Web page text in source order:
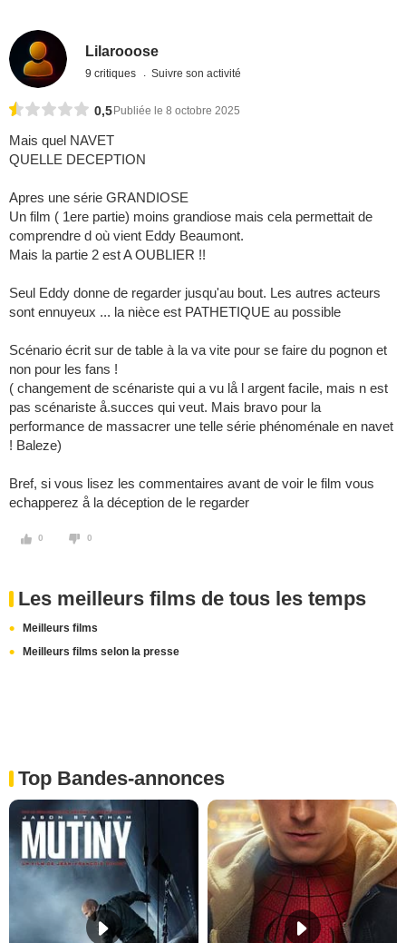
Lilarooose
9 critiques Suivre son activité
0,5 Publiée le 8 octobre 2025
Mais quel NAVET
QUELLE DECEPTION
Apres une série GRANDIOSE
Un film ( 1ere partie) moins grandiose mais cela permettait de
comprendre d où vient Eddy Beaumont.
Mais la partie 2 est A OUBLIER !!
Seul Eddy donne de regarder jusqu'au bout. Les autres acteurs
sont ennuyeux ... la nièce est PATHETIQUE au possible
Scénario écrit sur de table à la va vite pour se faire du pognon et
non pour les fans !
( changement de scénariste qui a vu lå l argent facile, mais n est
pas scénariste å.succes qui veut. Mais bravo pour la
performance de massacrer une telle série phénoménale en navet
! Baleze)
Bref, si vous lisez les commentaires avant de voir le film vous
echapperez å la déception de le regarder
0 0
Les meilleurs films de tous les temps
Meilleurs films
Meilleurs films selon la presse
Top Bandes-annonces